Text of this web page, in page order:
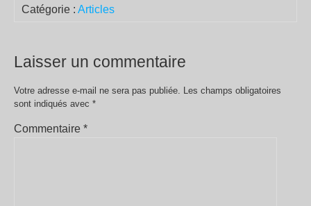
Catégorie : Articles
Laisser un commentaire
Votre adresse e-mail ne sera pas publiée. Les champs obligatoires
sont indiqués avec *
Commentaire *